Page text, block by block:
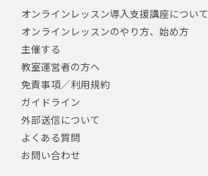
オンラインレッスン導入支援講座について
オンラインレッスンのやり方、始め方
主催する
教室運営者の方へ
免責事項／利用規約
ガイドライン
外部送信について
よくある質問
お問い合わせ